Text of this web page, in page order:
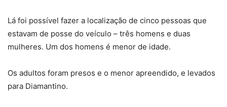
Lá foi possível fazer a localização de cinco pessoas que
estavam de posse do veículo – três homens e duas
mulheres. Um dos homens é menor de idade.
Os adultos foram presos e o menor apreendido, e levados
para Diamantino.